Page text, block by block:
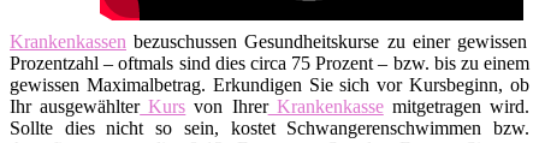
Krankenkassen bezuschussen Gesundheitskurse zu einer gewissen
Prozentzahl – oftmals sind dies circa 75 Prozent – bzw. bis zu einem
gewissen Maximalbetrag. Erkundigen Sie sich vor Kursbeginn, ob
Ihr ausgewählterKurs von IhrerKrankenkassemitgetragen wird.
Sollte dies nicht so sein, kostet Schwangerenschwimmen bzw.